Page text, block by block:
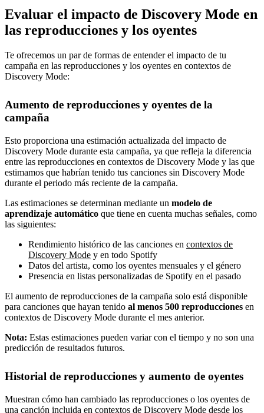
Evaluar el impacto de Discovery Mode en
las reproducciones y los oyentes
Te ofrecemos un par de formas de entender el impacto de tu
campaña en las reproducciones y los oyentes en contextos de
Discovery Mode:
Aumento de reproducciones y oyentes de la
campaña
Esto proporciona una estimación actualizada del impacto de
Discovery Mode durante esta campaña, ya que refleja la diferencia
entre las reproducciones en contextos de Discovery Mode y las que
estimamos que habrían tenido tus canciones sin Discovery Mode
durante el periodo más reciente de la campaña.
Las estimaciones se determinan mediante un modelo de
aprendizaje automático que tiene en cuenta muchas señales, como
las siguientes:
Rendimiento histórico de las canciones en contextos de
Discovery Mode y en todo Spotify
Datos del artista, como los oyentes mensuales y el género
Presencia en listas personalizadas de Spotify en el pasado
El aumento de reproducciones de la campaña solo está disponible
para canciones que hayan tenido al menos 500 reproducciones en
contextos de Discovery Mode durante el mes anterior.
Nota: Estas estimaciones pueden variar con el tiempo y no son una
predicción de resultados futuros.
Historial de reproducciones y aumento de oyentes
Muestran cómo han cambiado las reproducciones o los oyentes de
una canción incluida en contextos de Discovery Mode desde los